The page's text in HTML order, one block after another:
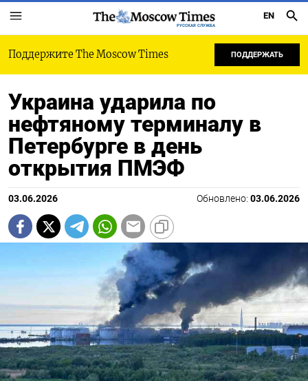
РУССКАЯ СЛУЖБА
EN
Поддержите The Moscow Times ПОДДЕРЖАТЬ
Украина ударила по
нефтяному терминалу в
Петербурге в день
открытия ПМЭФ
03.06.2026 Обновлено: 03.06.2026